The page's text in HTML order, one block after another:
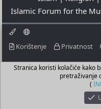
Islamic Forum for the
Korištenje Privatnost
©
© Islamic
Stranica koristi kolačiće kako
pretraživanje
(